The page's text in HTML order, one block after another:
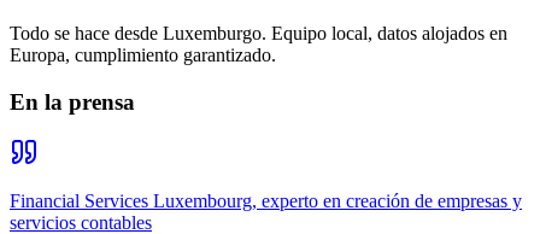
Todo se hace desde Luxemburgo. Equipo local, datos alojados en
Europa, cumplimiento garantizado.
En la prensa
Financial Services Luxembourg, experto en creación de empresas y
servicios contables